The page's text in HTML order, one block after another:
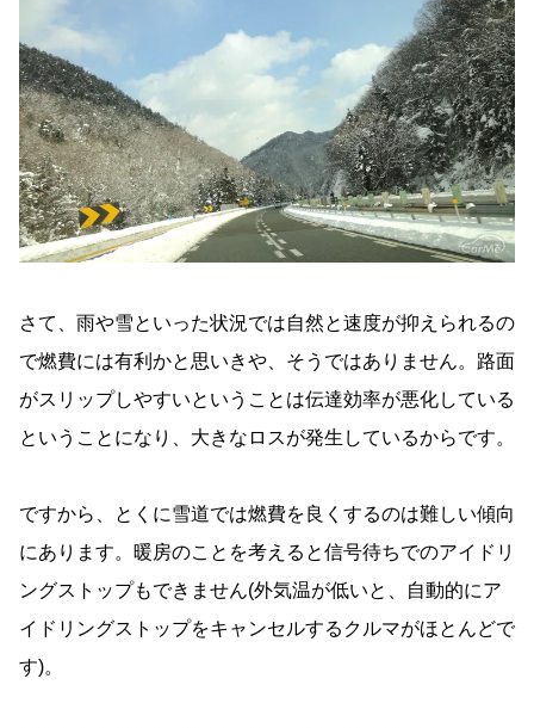
さて、雨や雪といった状況では自然と速度が抑えられるの
で燃費には有利かと思いきや、そうではありません。路面
がスリップしやすいということは伝達効率が悪化している
ということになり、大きなロスが発生しているからです。
ですから、とくに雪道では燃費を良くするのは難しい傾向
にあります。暖房のことを考えると信号待ちでのアイドリ
ングストップもできません(外気温が低いと、自動的にア
イドリングストップをキャンセルするクルマがほとんどで
す)。